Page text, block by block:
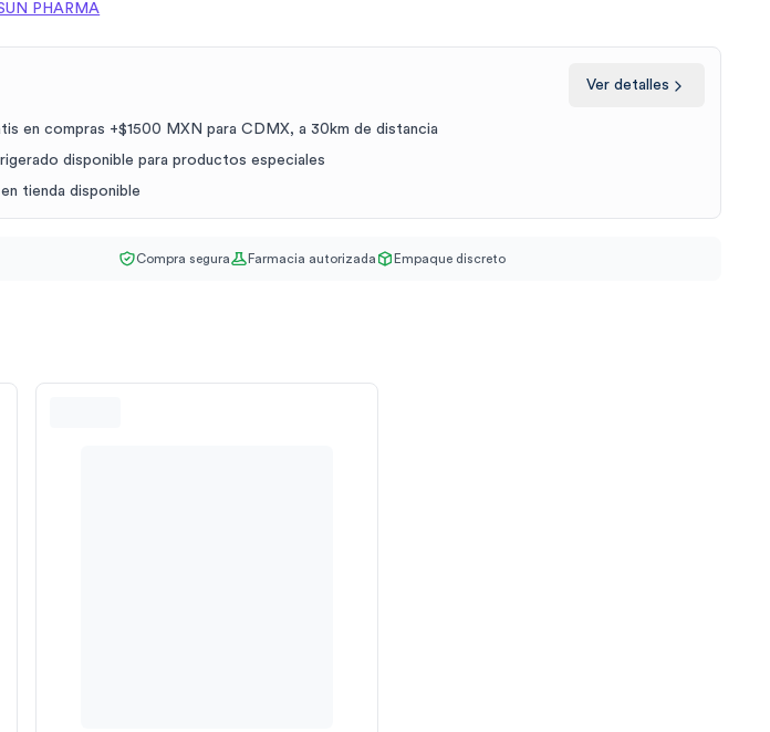
PHARMA
Ver detalles
en compras +$1500 MXN para CDMX, a 30km de distancia
disponible para productos especiales
tienda disponible
Compra segura Farmacia autorizada Empaque discreto